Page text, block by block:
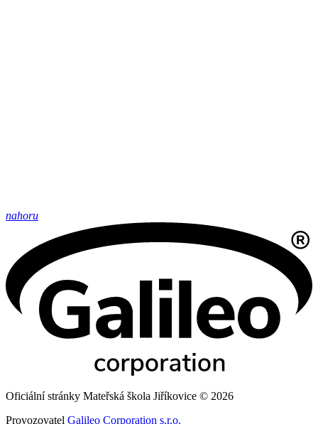
nahoru
Oficiální stránky Mateřská škola Jiříkovice © 2026
Provozovatel Galileo Corporation s.r.o.